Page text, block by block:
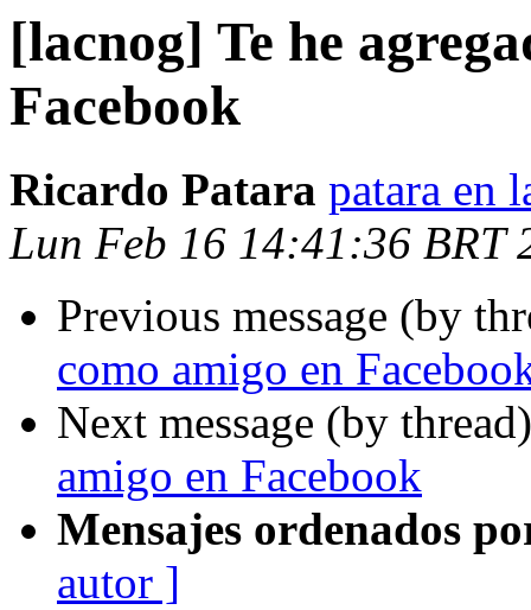
[lacnog] Te he
Facebook
Ricardo Patara patara en
Lun Feb 16 14:41:36 BRT
Previous message (by
como amigo en
Next message (by
amigo en Facebook
Mensajes ordenados
autor ]